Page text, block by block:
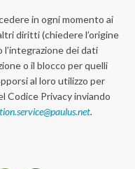
in ogni momento ai
diritti (chiedere l’origine
l’integrazione dei dati
o il blocco per quelli
al loro utilizzo per
Codice Privacy inviando
.